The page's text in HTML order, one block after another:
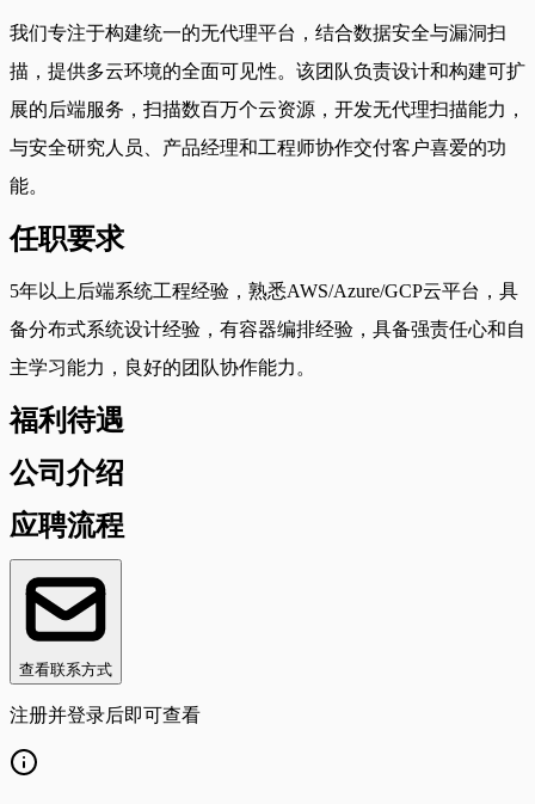
我们专注于构建统一的无代理平台，结合数据安全与漏洞扫
描，提供多云环境的全面可见性。该团队负责设计和构建可扩
展的后端服务，扫描数百万个云资源，开发无代理扫描能力，
与安全研究人员、产品经理和工程师协作交付客户喜爱的功
能。
任职要求
5年以上后端系统工程经验，熟悉AWS/Azure/GCP云平台，具
备分布式系统设计经验，有容器编排经验，具备强责任心和自
主学习能力，良好的团队协作能力。
福利待遇
公司介绍
应聘流程
查看联系方式
注册并登录后即可查看